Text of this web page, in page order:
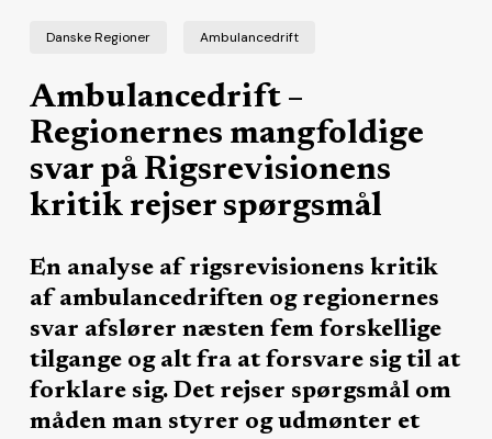
Danske Regioner Ambulancedrift
Ambulancedrift –
Regionernes mangfoldige
svar på Rigsrevisionens
kritik rejser spørgsmål
En analyse af rigsrevisionens kritik
af ambulancedriften og regionernes
svar afslører næsten fem forskellige
tilgange og alt fra at forsvare sig til at
forklare sig. Det rejser spørgsmål om
måden man styrer og udmønter et